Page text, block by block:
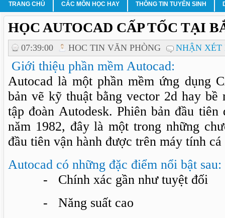
TRANG CHỦ CÁC MÔN HỌC HAY THÔNG TIN TUYỂN SINH
HỌC AUTOCAD CẤP TỐC TẠI
07:39:00 HOC TIN VĂN PHÒNG NHẬN
Giới thiệu phần mềm Autocad:
Autocad là một phần mềm ứng dụng
bản vẽ kỹ thuật bằng vector 2d hay bề
tập đoàn Autodesk. Phiên bản đầu
năm 1982, đây là một trong những
đầu tiên vận hành được trên máy tính cá
Autocad có những đặc điểm nổi bật sau:
- Chính xác gần như tuyệt đối
- Năng suất cao